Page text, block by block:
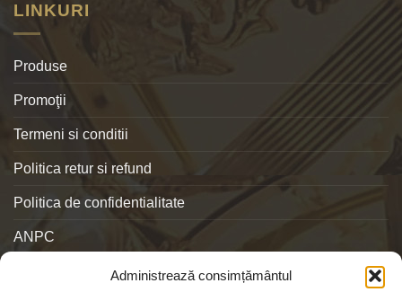
Administrează consimțământul
LINKURI
Produse
Promoţii
Termeni si conditii
Politica retur si refund
Politica de confidentialitate
ANPC